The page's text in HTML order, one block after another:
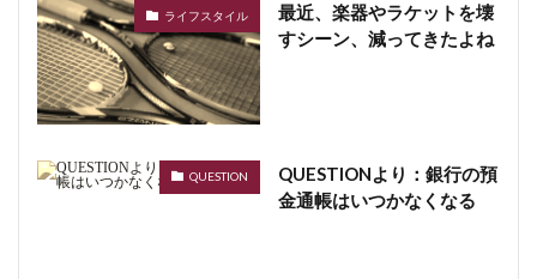
ライフスタイル
最近、楽器やラケットを壊
すシーン、減ってきたよね
QUESTION
QUESTIONより：銀行の預
金通帳はいつかなくなる